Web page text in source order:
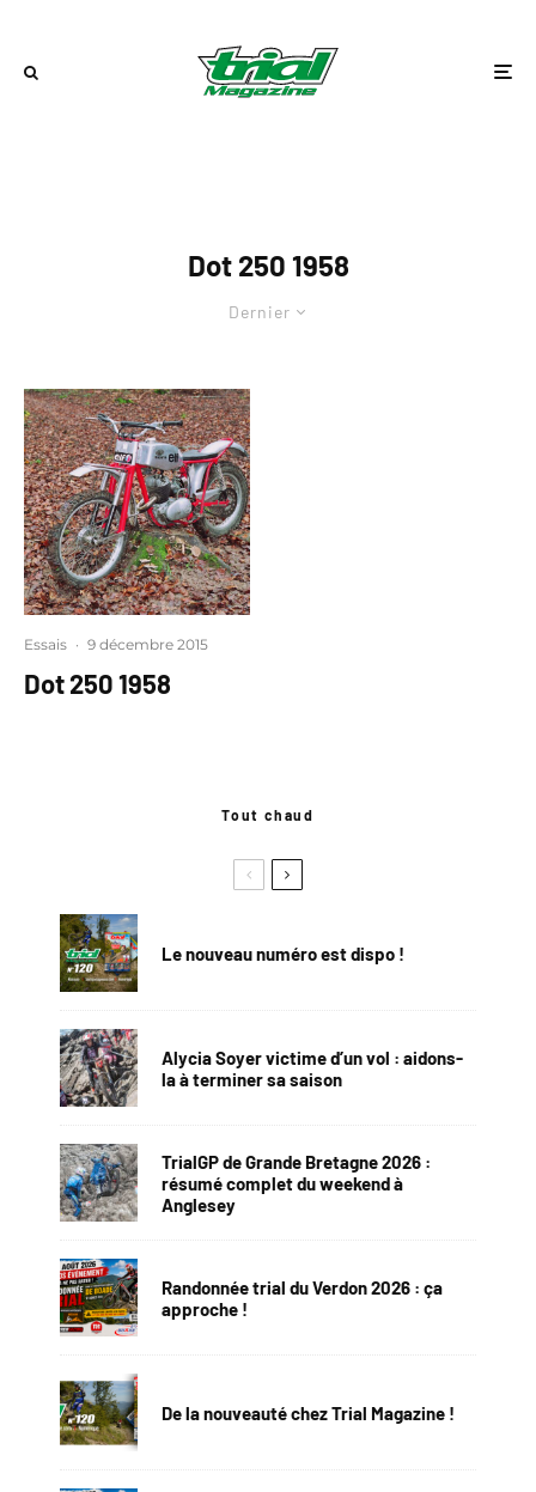
Dot 250 1958
Dernier
Essais · 9 décembre 2015
Dot 250 1958
Tout chaud
Le nouveau numéro est dispo !
Alycia Soyer victime d’un vol : aidons-
la à terminer sa saison
TrialGP de Grande Bretagne 2026 :
résumé complet du weekend à
Anglesey
Randonnée trial du Verdon 2026 : ça
approche !
De la nouveauté chez Trial Magazine !